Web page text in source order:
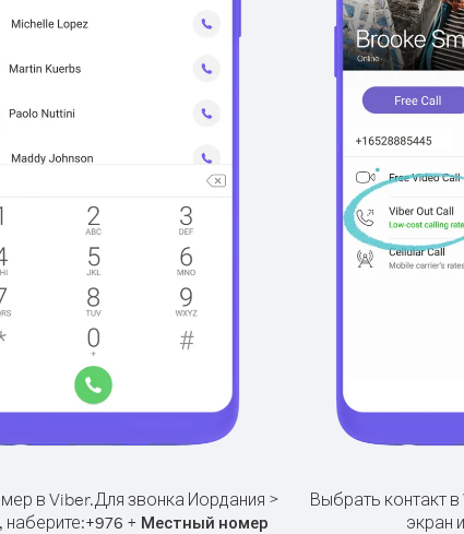
в Viber.Для звонка Иордания >
+976 + Местный номер
Выбрать контакт
экран